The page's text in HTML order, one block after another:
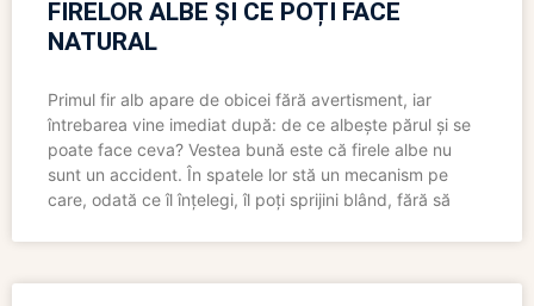
FIRELOR ALBE ȘI CE POȚI FACE
NATURAL
Primul fir alb apare de obicei fără avertisment, iar
întrebarea vine imediat după: de ce albește părul și se
poate face ceva? Vestea bună este că firele albe nu
sunt un accident. În spatele lor stă un mecanism pe
care, odată ce îl înțelegi, îl poți sprijini blând, fără să